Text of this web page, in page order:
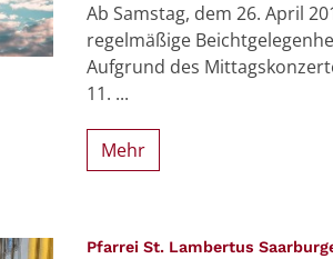
Ab Samstag, dem 26. April
regelmäßige
Aufgrund des
11. ...
Mehr
Pfarrei St. Lambertus